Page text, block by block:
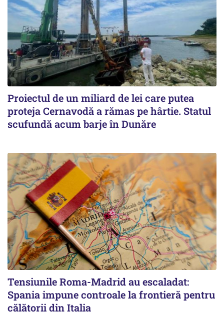
Proiectul de un miliard de lei care putea
proteja Cernavodă a rămas pe hârtie. Statul
scufundă acum barje în Dunăre
Tensiunile Roma-Madrid au escaladat:
Spania impune controale la frontieră pentru
călătorii din Italia